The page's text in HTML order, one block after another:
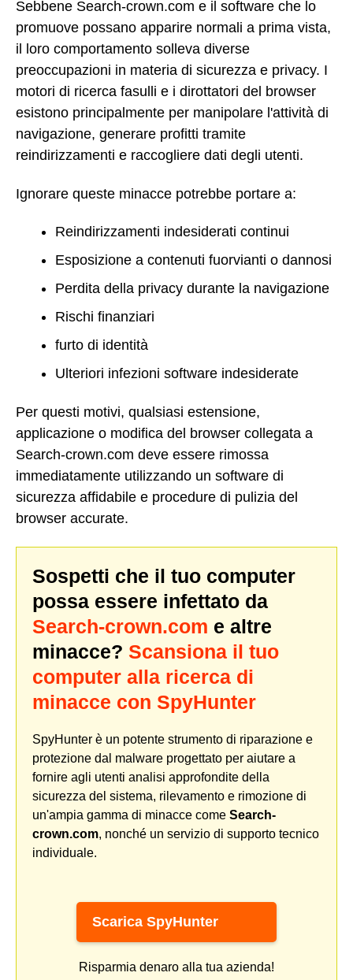
Sebbene Search-crown.com e il software che lo
promuove possano apparire normali a prima vista,
il loro comportamento solleva diverse
preoccupazioni in materia di sicurezza e privacy. I
motori di ricerca fasulli e i dirottatori del browser
esistono principalmente per manipolare l'attività di
navigazione, generare profitti tramite
reindirizzamenti e raccogliere dati degli utenti.
Ignorare queste minacce potrebbe portare a:
Reindirizzamenti indesiderati continui
Esposizione a contenuti fuorvianti o dannosi
Perdita della privacy durante la navigazione
Rischi finanziari
furto di identità
Ulteriori infezioni software indesiderate
Per questi motivi, qualsiasi estensione,
applicazione o modifica del browser collegata a
Search-crown.com deve essere rimossa
immediatamente utilizzando un software di
sicurezza affidabile e procedure di pulizia del
browser accurate.
Sospetti che il tuo computer
possa essere infettato da
Search-crown.com e altre
minacce? Scansiona il tuo
computer alla ricerca di
minacce con SpyHunter
SpyHunter è un potente strumento di riparazione e
protezione dal malware progettato per aiutare a
fornire agli utenti analisi approfondite della
sicurezza del sistema, rilevamento e rimozione di
un'ampia gamma di minacce come Search-
crown.com, nonché un servizio di supporto tecnico
individuale.
Scarica SpyHunter
Risparmia denaro alla tua azienda!